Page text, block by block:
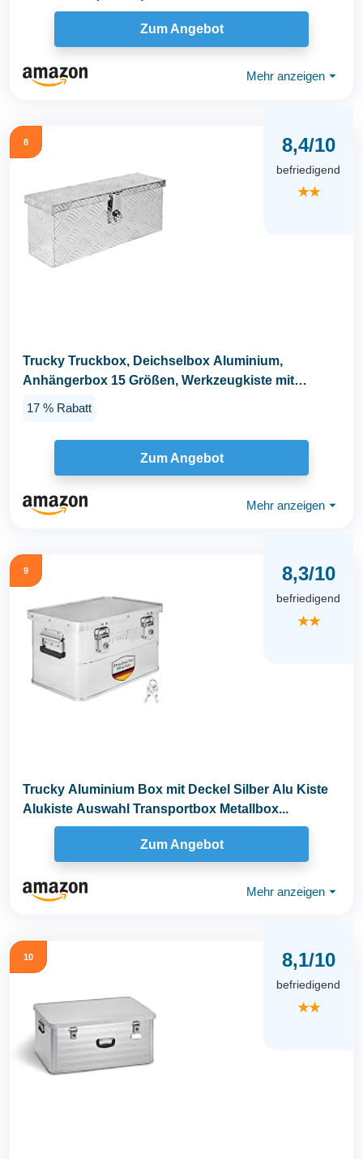
Zum Angebot
Mehr anzeigen ⏷
8 8,4/10
befriedigend
★★
Trucky Truckbox, Deichselbox Aluminium,
Anhängerbox 15 Größen, Werkzeugkiste mit
17 % Rabatt
Zum Angebot
Mehr anzeigen ⏷
9 8,3/10
befriedigend
★★
Trucky Aluminium Box mit Deckel Silber Alu Kiste
Alukiste Auswahl Transportbox Metallbox...
Zum Angebot
Mehr anzeigen ⏷
10 8,1/10
befriedigend
★★